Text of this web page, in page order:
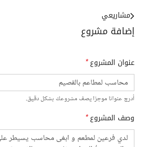
إضافة مشروع
مشاريعي
عنوان المشروع*
أدرج عنوانا موجزا يصف مشروعك بشكل دقيق.
وصف المشروع*